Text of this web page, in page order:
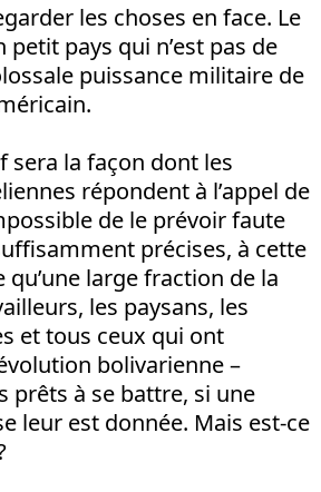
les choses en face. Le
petit pays qui n’est pas de
puissance militaire de
sera la façon dont les
répondent à l’appel de
de le prévoir faute
précises, à cette
large fraction de la
les paysans, les
et tous ceux qui ont
bolivarienne –
prêts à se battre, si une
leur est donnée. Mais est-ce